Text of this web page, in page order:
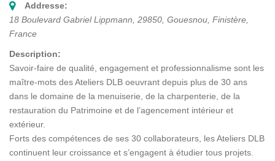
Addresse:
18 Boulevard Gabriel Lippmann , 29850, Gouesnou, Finistère,
France
Description:
Savoir-faire de qualité, engagement et professionnalisme sont les
maître-mots des Ateliers DLB oeuvrant depuis plus de 30 ans
dans le domaine de la menuiserie, de la charpenterie, de la
restauration du Patrimoine et de l’agencement intérieur et
extérieur.
Forts des compétences de ses 30 collaborateurs, les Ateliers DLB
continuent leur croissance et s’engagent à étudier tous projets.